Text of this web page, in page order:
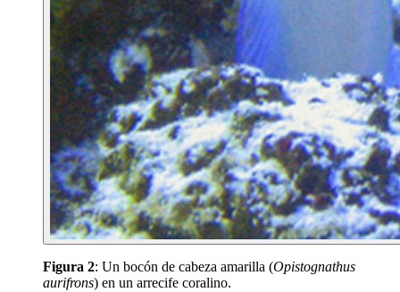
Figura 2: Un bocón de cabeza amarilla (Opistognathus
aurifrons) en un arrecife coralino.